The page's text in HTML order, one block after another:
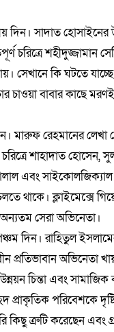
দিন। সাদাত হোসাইনের
চরিত্রে শহীদুজ্জামান
সেখানে কি ঘটতে
বাবার কাছে মরণই
মারুফ রেহমানের
চরিত্রে শাহাদাত
এবং
চলতে থাকে।
সেরা অভিনেতা।
দিন। রাহিতুল
প্রতিভাবান অভিনেতা
চিন্তা এবং
প্রাকৃতিক পরিবেশকে
কিছু ত্রুটি করেছেন